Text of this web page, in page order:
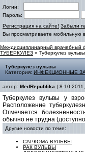
Логин:
Пароль:
Регистрация на сайте! Забыли
Вы просматриваете мобильную
Междисциплинарный врачебный
ТУБЕРКУЛЕЗ » Туберкулез вульвы
Туберкулез вульвы
Категория: ИНФЕКЦИОННЫЕ
автор: MedRepublika | 8-10-
Туберкулез вульвы у
Расположение
Отмечается
обычно не трудна
Другие новости по теме:
САРКОМА ВУЛЬВЫ
РАК ВУЛЬВЫ